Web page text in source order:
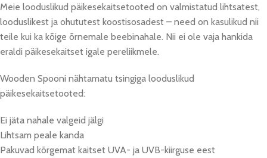
Meie looduslikud päikesekaitsetooted on valmistatud lihtsatest,
looduslikest ja ohututest koostisosadest – need on kasulikud nii
teile kui ka kõige õrnemale beebinahale. Nii ei ole vaja hankida
eraldi päikesekaitset igale pereliikmele.
Wooden Spooni nähtamatu tsingiga looduslikud
päikesekaitsetooted:
Ei jäta nahale valgeid jälgi
Lihtsam peale kanda
Pakuvad kõrgemat kaitset UVA- ja UVB-kiirguse eest